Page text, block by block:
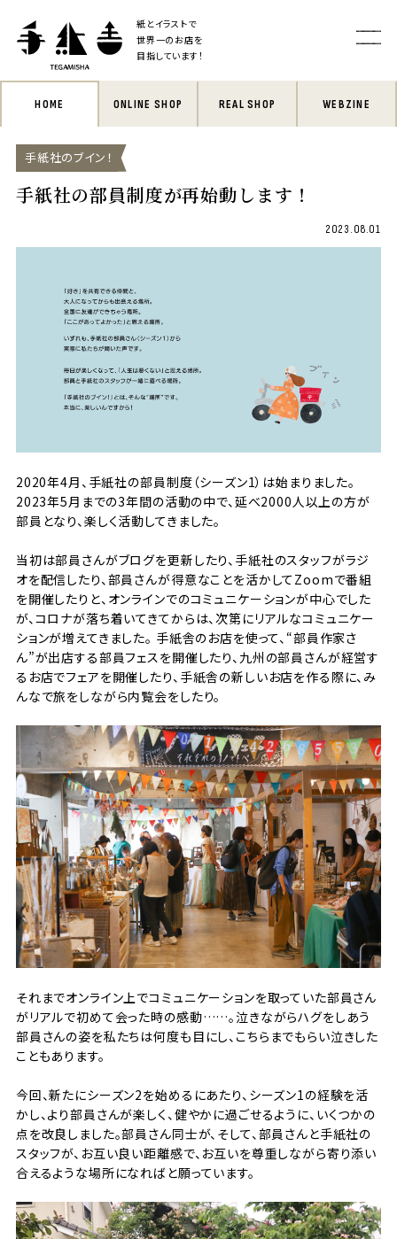
紙とイラストで
世界一のお店を
目指しています！
HOME ONLINE SHOP REAL SHOP WEBZINE
手紙社のブイン！
手紙社の部員制度が再始動します！
2023.08.01
2020年4月、手紙社の部員制度（シーズン1）は始まりました。
2023年5月までの3年間の活動の中で、延べ2000人以上の方が
部員となり、楽しく活動してきました。
当初は部員さんがブログを更新したり、手紙社のスタッフがラジ
オを配信したり、部員さんが得意なことを活かしてZoomで番組
を開催したりと、オンラインでのコミュニケーションが中心でした
が、コロナが落ち着いてきてからは、次第にリアルなコミュニケー
ションが増えてきました。 手紙舎のお店を使って、“部員作家さ
ん”が出店する部員フェスを開催したり、九州の部員さんが経営す
るお店でフェアを開催したり、手紙舎の新しいお店を作る際に、み
んなで旅をしながら内覧会をしたり。
それまでオンライン上でコミュニケーションを取っていた部員さん
がリアルで初めて会った時の感動……。泣きながらハグをしあう
部員さんの姿を私たちは何度も目にし、こちらまでもらい泣きした
こともあります。
今回、新たにシーズン2を始めるにあたり、シーズン1の経験を活
かし、より部員さんが楽しく、健やかに過ごせるように、いくつかの
点を改良しました。部員さん同士が、そして、部員さんと手紙社の
スタッフが、お互い良い距離感で、お互いを尊重しながら寄り添い
合えるような場所になればと願っています。